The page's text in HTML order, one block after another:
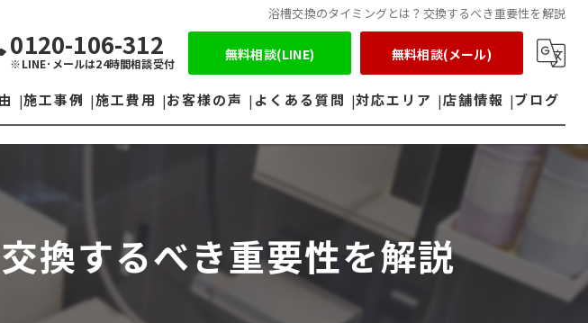
浴槽交換のタイミングとは？交換するべき重要性を解説
0120-106-312
※LINE･メールは24時間相談受付
無料相談(LINE) 無料相談(メール)
施工事例 施工費用 お客様の声 よくある質問 対応エリア
鈴鹿市のエコキュート
四日市市のエコキュート
店舗情報 ブログ
換するべき重要性を解説